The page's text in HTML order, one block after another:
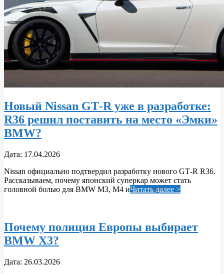
Новый Nissan GT‑R уже в разработке:
R36 решил поставить на место «Эмки»
BMW?
2026-
17
Дата: 17.04.2026
Nissan официально подтвердил разработку нового GT‑R R36.
Рассказываем, почему японский суперкар может стать
головной болью для BMW M3, M4 иЧитать далее >
Почему полиция Европы выбирает
BMW X3?
2026-
Дата: 26.03.2026